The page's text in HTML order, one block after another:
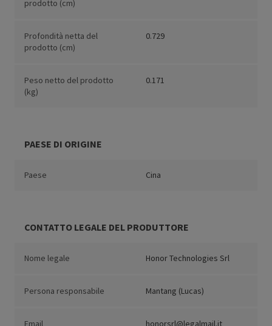
prodotto (cm)
Profondità netta del
prodotto (cm)
0.729
Peso netto del prodotto
(kg)
0.171
PAESE DI ORIGINE
Paese Cina
CONTATTO LEGALE DEL PRODUTTORE
Nome legale Honor Technologies Srl
Persona responsabile Mantang (Lucas)
Email honorsrl@legalmail.it